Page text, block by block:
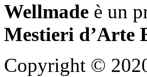
Wellmade è un
Mestieri d’Arte
Copyright ©